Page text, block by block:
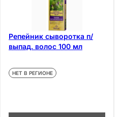
Репейник сыворотка п/
выпад. волос 100 мл
НЕТ В РЕГИОНЕ